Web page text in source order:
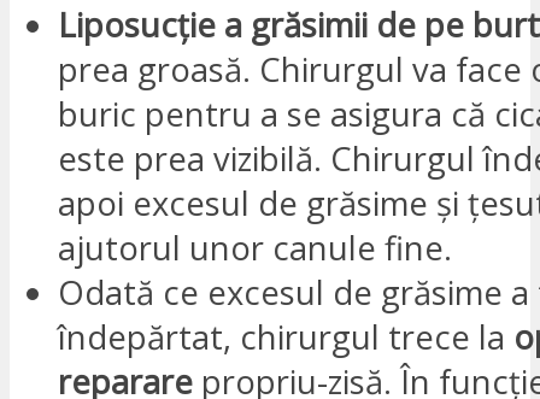
Liposucție a grăsimii de pe
prea groasă. Chirurgul va face
buric pentru a se asigura că
este prea vizibilă. Chirurgul
apoi excesul de grăsime și
ajutorul unor canule fine.
Odată ce excesul de grăsime
îndepărtat, chirurgul trece la
reparare propriu-zisă. În